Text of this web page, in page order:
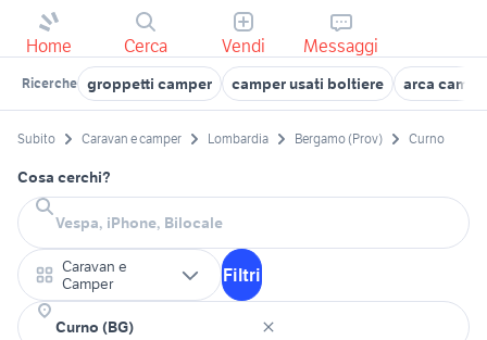
Home Cerca Vendi Messaggi
Ricerche groppetti camper camper usati boltiere arca
Subito Caravan e camper Lombardia Bergamo (Prov) Curno
Cosa cerchi?
Caravan e
Camper
Filtri